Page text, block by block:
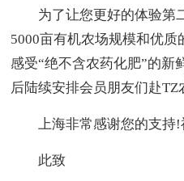
为了让您更好的体验
5000亩有机农场规模和优
感受“绝不含农药化肥”的新
后陆续安排会员朋友们赴TZ
上海非常感谢您的支
此致